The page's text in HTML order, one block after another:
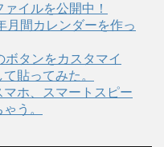
イルを公開中！
月間カレンダーを作っ
タンをカスタマイ
貼ってみた。
ホ、スマートスピー
う。